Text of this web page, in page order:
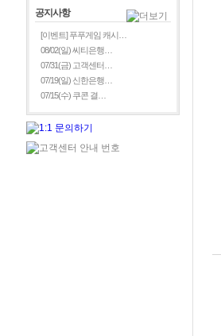
공지사항
[이벤트] 푸푸게임 캐시…
08/02(일) 씨티은행…
07/31(금) 고객센터…
07/19(일) 신한은행…
07/15(수) 쿠콘 결…